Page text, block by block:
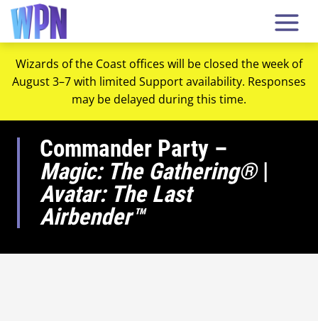
Wizards of the Coast offices will be closed the week of
August 3–7 with limited Support availability. Responses
may be delayed during this time.
Commander Party –
Magic: The Gathering®|
Avatar: The Last
Airbender™